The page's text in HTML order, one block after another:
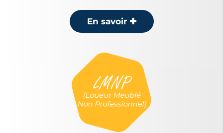
En savoir ✚